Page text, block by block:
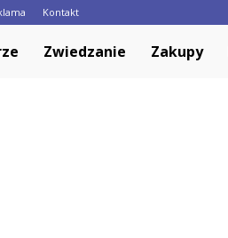
Kontakt
Zwiedzanie Zakupy